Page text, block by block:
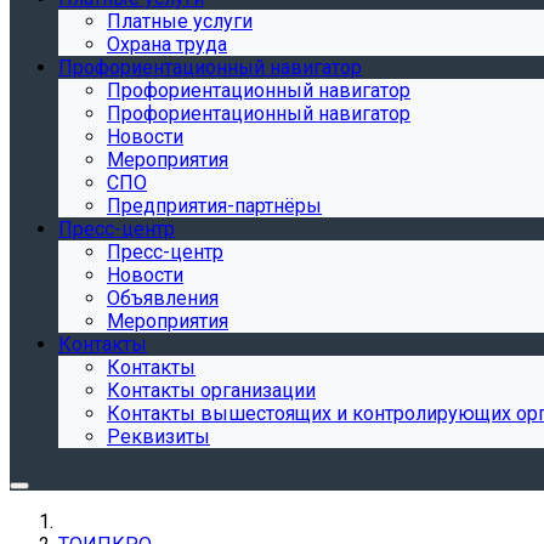
Платные услуги
Охрана труда
Профориентационный навигатор
Профориентационный навигатор
Профориентационный навигатор
Новости
Мероприятия
СПО
Предприятия-партнёры
Пресс-центр
Пресс-центр
Новости
Объявления
Мероприятия
Контакты
Контакты
Контакты организации
Контакты вышестоящих и контролирующих
Реквизиты